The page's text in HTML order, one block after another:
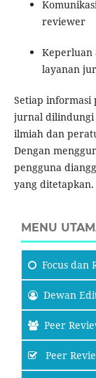
reviewer
Keperluan
layanan
Setiap informasi
jurnal dilindungi
ilmiah dan
Dengan
pengguna
yang ditetapkan.
MENU
Focus dan
Dewan
Peer
Peer